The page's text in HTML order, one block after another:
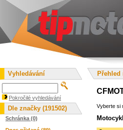
Přehled
Vyberte si
Vyhledávání
Pokročilé vyhledávání
Dle značky (191502)
Schránka (0)